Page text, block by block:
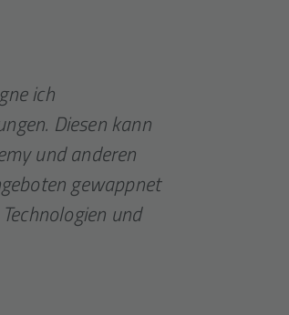
ich
Diesen kann
und anderen
gewappnet
und